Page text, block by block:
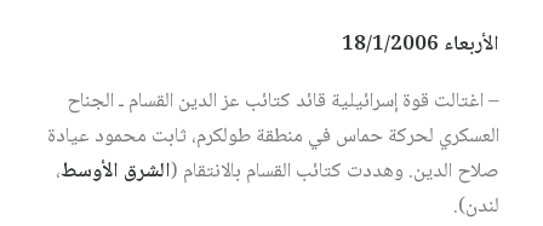
الأربعاء 18/1/2006
– اغتالت قوة إسرائيلية قائد كتائب عز الدين القسام ـ الجناح
العسكري لحركة حماس في منطقة طولكرم، ثابت محمود عيادة
صلاح الدين. وهددت كتائب القسام بالانتقام (الشرق الأوسط،
لندن).